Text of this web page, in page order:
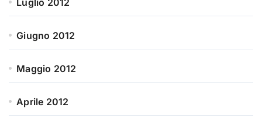
Luglio 2012
Giugno 2012
Maggio 2012
Aprile 2012